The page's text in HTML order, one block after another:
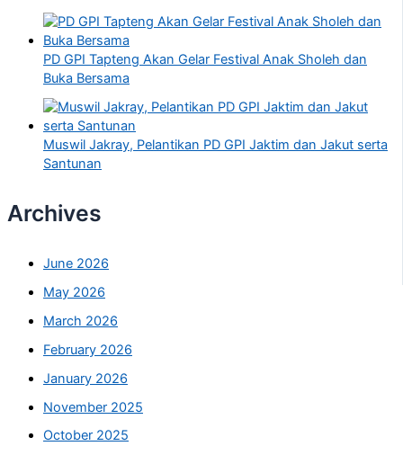
PD GPI Tapteng Akan Gelar Festival Anak Sholeh dan
Buka Bersama
Muswil Jakray, Pelantikan PD GPI Jaktim dan Jakut serta
Santunan
Archives
June 2026
May 2026
March 2026
February 2026
January 2026
November 2025
October 2025